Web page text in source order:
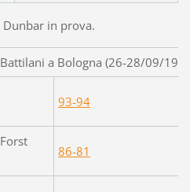
in prova.
a Bologna (26-28/09/
93-94
86-81